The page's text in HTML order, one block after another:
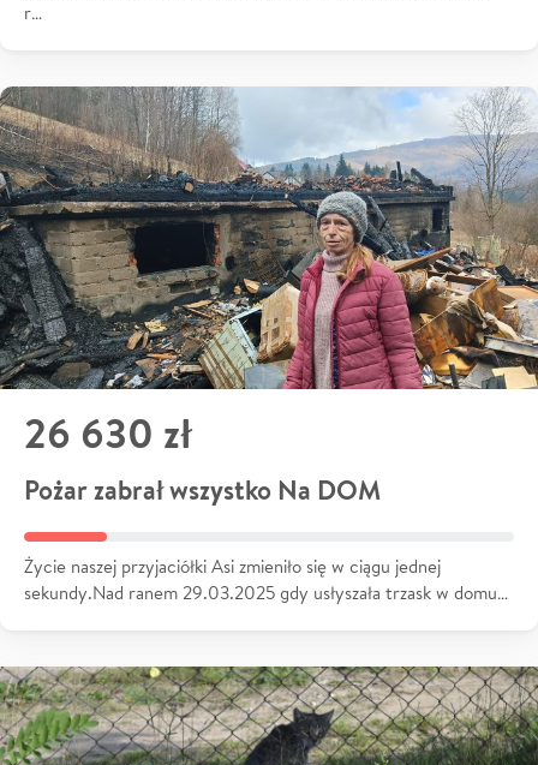
r…
26 630 zł
Pożar zabrał wszystko Na DOM
Życie naszej przyjaciółki Asi zmieniło się w ciągu jednej
sekundy.Nad ranem 29.03.2025 gdy usłyszała trzask w domu…